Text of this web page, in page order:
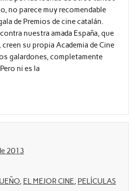
no parece muy recomendable
de Premios de cine catalán.
nuestra amada España, que
su propia Academia de Cine
galardones, completamente
ni es la
2013
, EL MEJOR CINE, PELÍCULAS